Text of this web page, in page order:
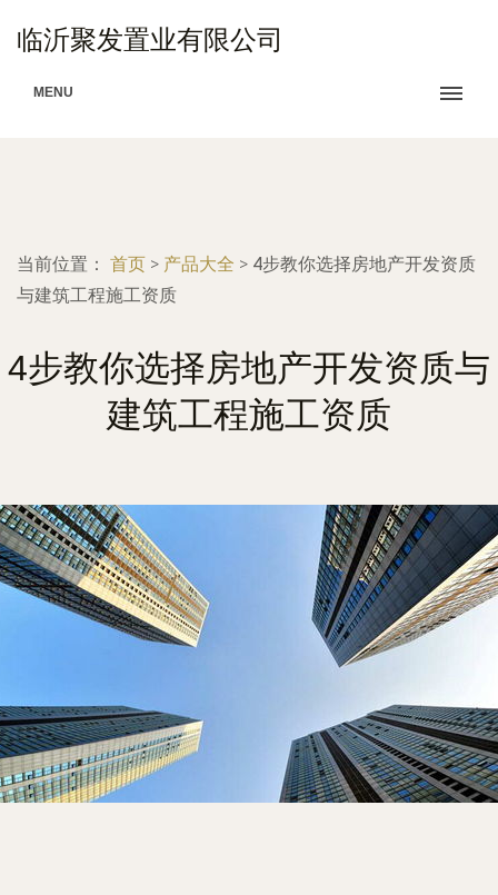
临沂聚发置业有限公司
MENU
当前位置： 首页 > 产品大全 > 4步教你选择房地产开发资质
与建筑工程施工资质
4步教你选择房地产开发资质与
建筑工程施工资质